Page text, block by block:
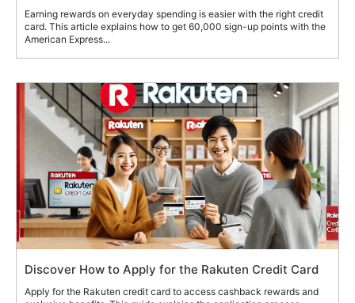
Earning rewards on everyday spending is easier with the right credit
card. This article explains how to get 60,000 sign-up points with the
American Express...
Discover How to Apply for the Rakuten Credit Card
Apply for the Rakuten credit card to access cashback rewards and